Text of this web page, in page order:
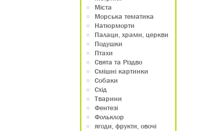
Міста
Морська тематика
Натюрморти
Палаци, храми, церкви
Подушки
Птахи
Свята та Різдво
Смішні картинки
Собаки
Схід
Тварини
Фентезі
Фольклор
ягоди, фрукти, овочі